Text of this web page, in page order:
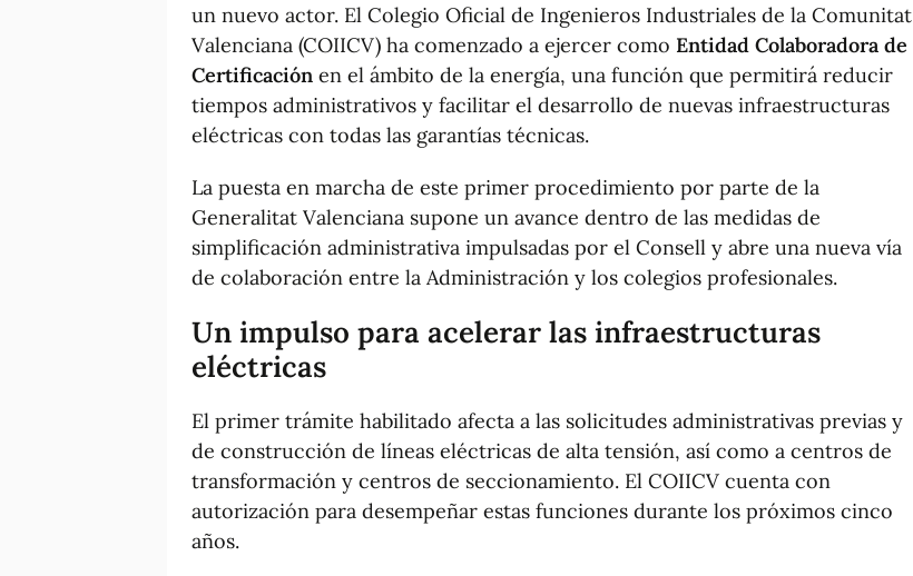
un nuevo actor. El Colegio Oficial de Ingenieros Industriales de la Comunitat
Valenciana (COIICV) ha comenzado a ejercer como Entidad Colaboradora de
Certificación en el ámbito de la energía, una función que permitirá reducir
tiempos administrativos y facilitar el desarrollo de nuevas infraestructuras
eléctricas con todas las garantías técnicas.
La puesta en marcha de este primer procedimiento por parte de la
Generalitat Valenciana supone un avance dentro de las medidas de
simplificación administrativa impulsadas por el Consell y abre una nueva vía
de colaboración entre la Administración y los colegios profesionales.
Un impulso para acelerar las infraestructuras
eléctricas
El primer trámite habilitado afecta a las solicitudes administrativas previas y
de construcción de líneas eléctricas de alta tensión, así como a centros de
transformación y centros de seccionamiento. El COIICV cuenta con
autorización para desempeñar estas funciones durante los próximos cinco
años.